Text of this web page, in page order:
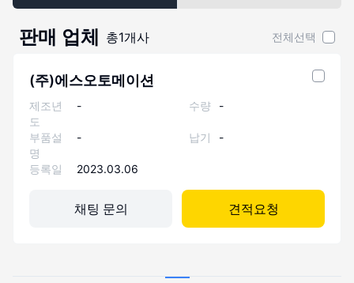
판매 업체 총1개사 전체선택
(주)에스오토메이션
제조년
도
- 수량 -
부품설
명
- 납기 -
등록일 2023.03.06
채팅 문의 견적요청